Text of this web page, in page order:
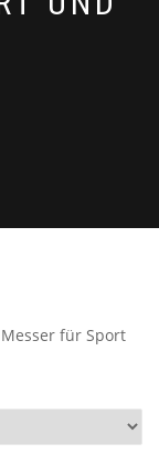
für Sport